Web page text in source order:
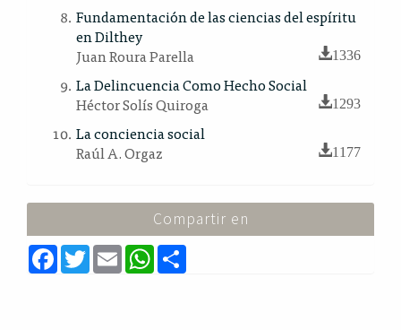
Fundamentación de las ciencias del espíritu
en Dilthey
Juan Roura Parella
1336
La Delincuencia Como Hecho Social
Héctor Solís Quiroga
1293
La conciencia social
Raúl A. Orgaz
1177
Compartir en
F
a
c
T
w
i
E
m
a
W
h
a